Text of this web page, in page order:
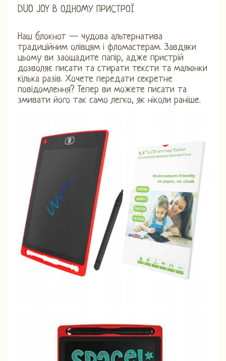
DUO JOY В ОДНОМУ ПРИСТРОЇ
Наш блокнот — чудова альтернатива
традиційним олівцям і фломастерам. Завдяки
цьому ви заощадите папір, адже пристрій
дозволяє писати та стирати тексти та малюнки
кілька разів. Хочете передати секретне
повідомлення? Тепер ви можете писати та
змивати його так само легко, як ніколи раніше.